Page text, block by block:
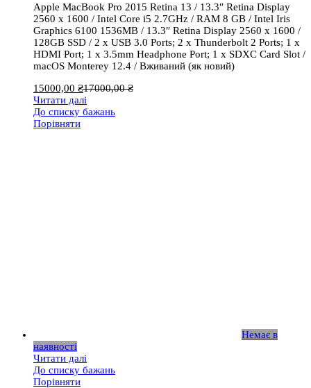
Apple MacBook Pro 2015 Retina 13 / 13.3″ Retina Display
2560 x 1600 / Intel Core i5 2.7GHz / RAM 8 GB / Intel Iris
Graphics 6100 1536MB / 13.3″ Retina Display 2560 x 1600 /
128GB SSD / 2 x USB 3.0 Ports; 2 x Thunderbolt 2 Ports; 1 x
HDMI Port; 1 x 3.5mm Headphone Port; 1 x SDXC Card Slot /
macOS Monterey 12.4 / Вживаний (як новий)
15000,00 ₴17000,00₴
Читати далі
До списку бажань
Порівняти
Немає в
наявності
Читати далі
До списку бажань
Порівняти